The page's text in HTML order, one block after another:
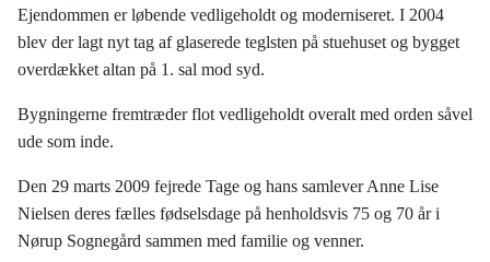
Ejendommen er løbende vedligeholdt og moderniseret. I 2004
blev der lagt nyt tag af glaserede teglsten på stuehuset og bygget
overdækket altan på 1. sal mod syd.
Bygningerne fremtræder flot vedligeholdt overalt med orden såvel
ude som inde.
Den 29 marts 2009 fejrede Tage og hans samlever Anne Lise
Nielsen deres fælles fødselsdage på henholdsvis 75 og 70 år i
Nørup Sognegård sammen med familie og venner.